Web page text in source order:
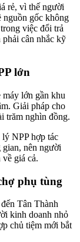
rẻ, vì thế người
nguồn gốc không
việc đổi trả
cân nhắc kỹ
lớn
lớn gần khu
Giải pháp cho
trăm nghìn đồng.
NPP hợp tác
gian, nên người
giá cả.
phụ tùng
Tân Thành
kinh doanh nhỏ
chủ tiệm mới bắt